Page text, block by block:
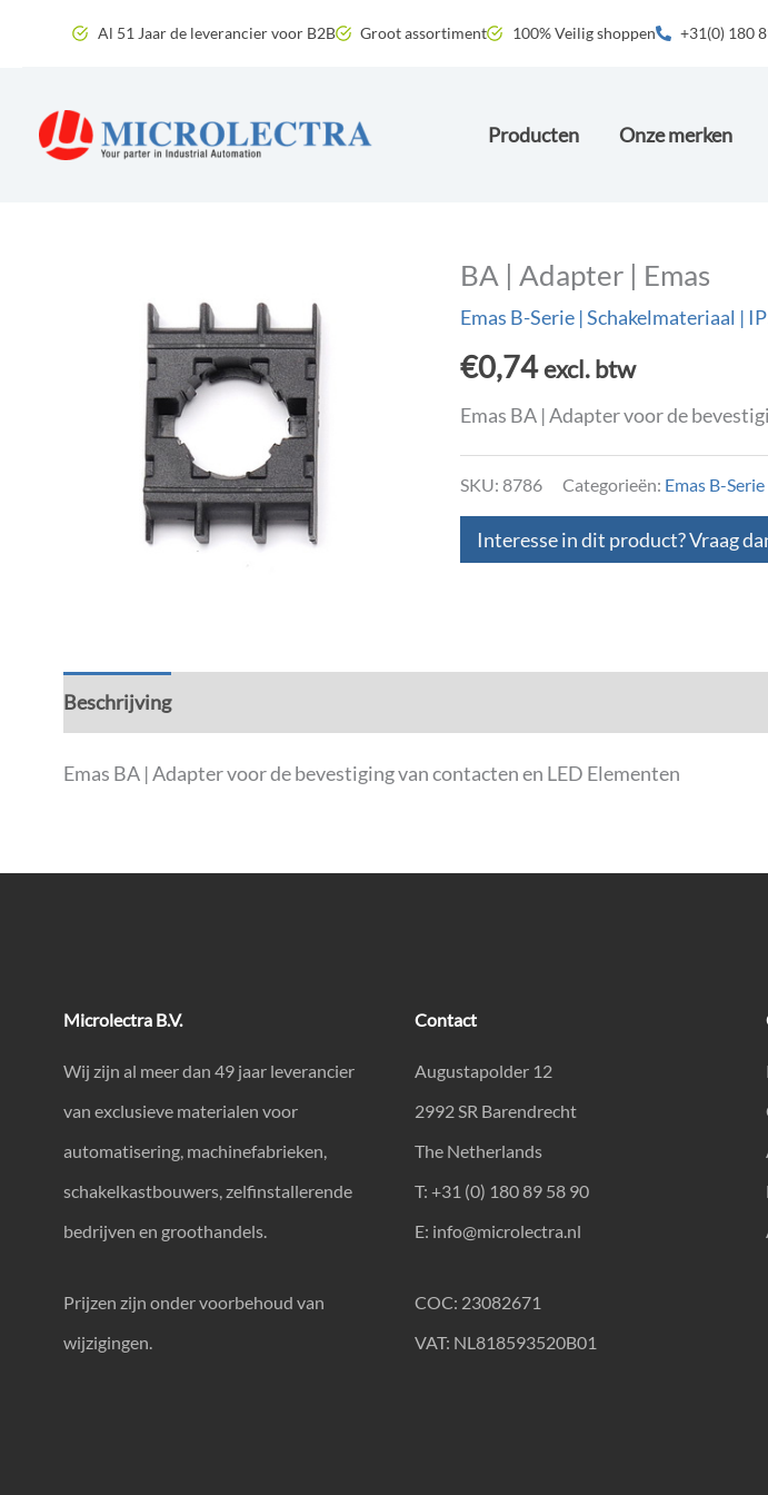
inhoud
Al 51 Jaar de leverancier voor B2B Groot assortiment 100% Veilig shoppen +31(0) 180
Producten Onze merken
BA | Adapter | Emas
Emas B-Serie | Schakelmateriaal |
€0,74 excl. btw
Emas BA | Adapter voor de
SKU: 8786 Categorieën: Emas B-
Interesse in dit product? Vraag
Beschrijving
Emas BA | Adapter voor de bevestiging van contacten en LED Elementen
Microlectra B.V.
Wij zijn al meer dan 49 jaar leverancier
van exclusieve materialen voor
automatisering, machinefabrieken,
schakelkastbouwers, zelfinstallerende
bedrijven en groothandels.
Prijzen zijn onder voorbehoud van
wijzigingen.
Contact
Augustapolder 12
2992 SR Barendrecht
The Netherlands
T: +31 (0) 180 89 58 90
E: info@microlectra.nl
COC: 23082671
VAT: NL818593520B01